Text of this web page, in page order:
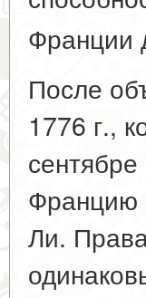
Франции
После
1776 г.,
Францию
Ли.